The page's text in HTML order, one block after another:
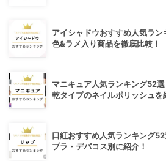
アイシャドウおすすめ人気ラ
色&ラメ入り商品を徹底比較！
マニキュア人気ランキング52
乾タイプのネイルポリッシュを
口紅おすすめ人気ランキング
プラ・デパコス別に紹介！